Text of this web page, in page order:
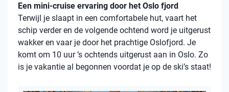
Een mini-cruise ervaring door het Oslo fjord
Terwijl je slaapt in een comfortabele hut, vaart het
schip verder en de volgende ochtend word je uitgerust
wakker en vaar je door het prachtige Oslofjord. Je
komt om 10 uur ’s ochtends uitgerust aan in Oslo. Zo
is je vakantie al begonnen voordat je op de ski’s staat!